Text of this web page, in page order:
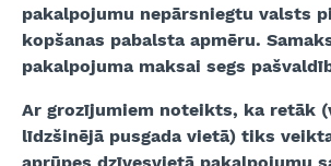
pakalpojumu nepārsniegtu valsts
kopšanas pabalsta apmēru.
pakalpojuma maksai segs
Ar grozījumiem noteikts, ka retāk
līdzšinējā pusgada vietā) tiks